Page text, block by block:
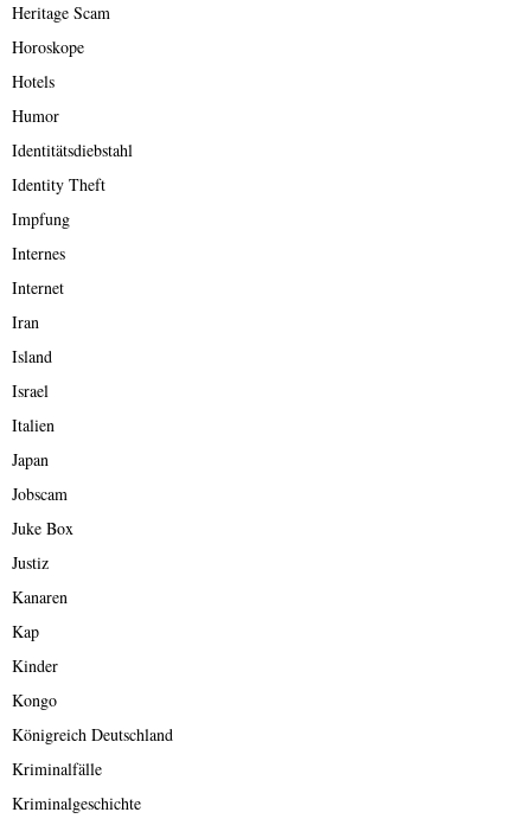
Heritage Scam
Horoskope
Hotels
Humor
Identitätsdiebstahl
Identity Theft
Impfung
Internes
Internet
Iran
Island
Israel
Italien
Japan
Jobscam
Juke Box
Justiz
Kanaren
Kap
Kinder
Kongo
Königreich Deutschland
Kriminalfälle
Kriminalgeschichte